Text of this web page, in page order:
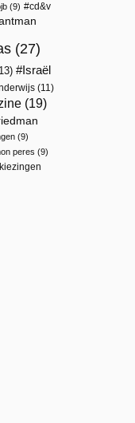
(9)
cd&v
(27)
Israël
(11)
(19)
(9)
peres (9)